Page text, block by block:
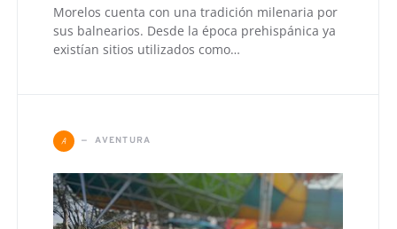
Morelos cuenta con una tradición milenaria por
sus balnearios. Desde la época prehispánica ya
existían sitios utilizados como…
A AVENTURA